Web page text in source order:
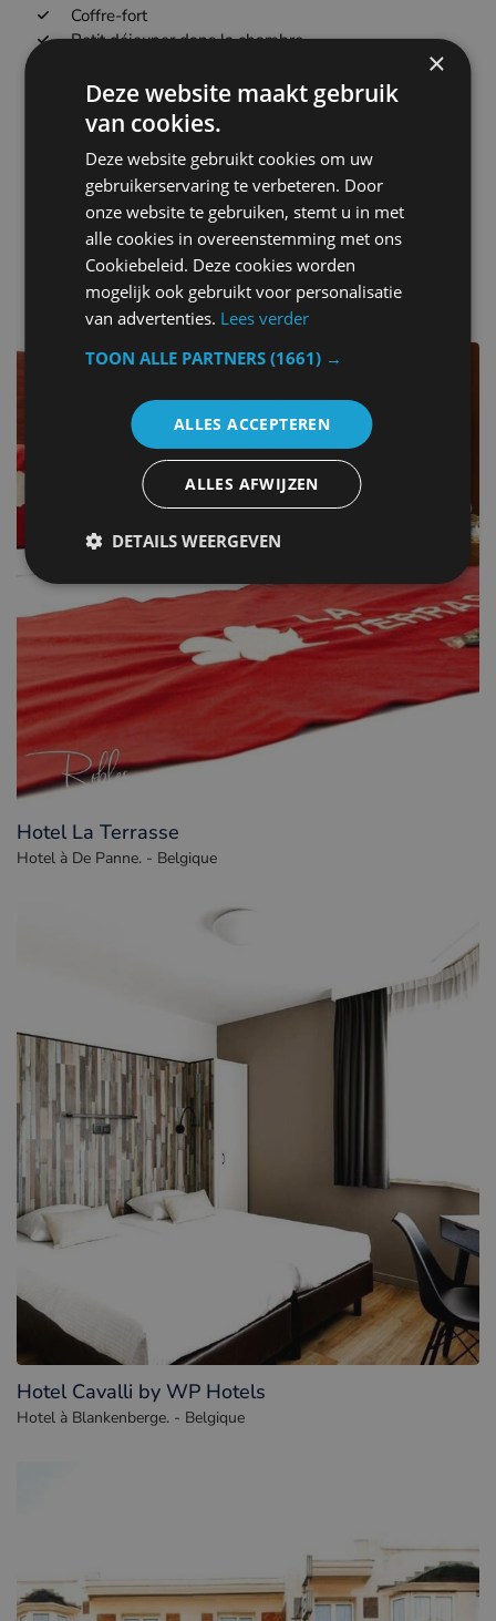
Coffre-fort
Petit déjeuner dans la chambre
Centre d'affaires
Heures d'ouverture de la réception
Bain
Nettoyage à sec
Babysitting Services aux enfants
Sièges
d'autres hôtels dans Belgique
Hotel La Terrasse
Hotel à De Panne. - Belgique
Hotel Cavalli by WP Hotels
Hotel à Blankenberge. - Belgique
×
Deze website maakt gebruik
van cookies.
Deze website gebruikt cookies om uw
gebruikerservaring te verbeteren. Door
onze website te gebruiken, stemt u in met
alle cookies in overeenstemming met ons
Cookiebeleid. Deze cookies worden
mogelijk ook gebruikt voor personalisatie
van advertenties. Lees verder
TOON ALLE PARTNERS(1661) →
ALLES ACCEPTEREN
ALLES AFWIJZEN
DETAILS WEERGEVEN